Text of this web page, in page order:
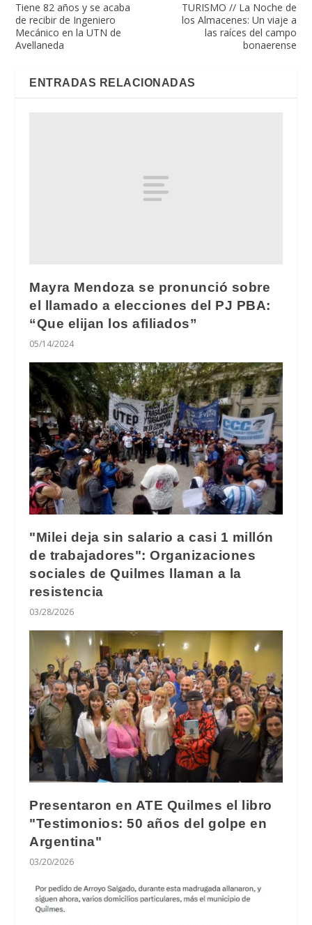
Tiene 82 años y se acaba
de recibir de Ingeniero
Mecánico en la UTN de
Avellaneda
TURISMO // La Noche de
los Almacenes: Un viaje a
las raíces del campo
bonaerense
ENTRADAS RELACIONADAS
Mayra Mendoza se pronunció sobre
el llamado a elecciones del PJ PBA:
“Que elijan los afiliados”
05/14/2024
"Milei deja sin salario a casi 1 millón
de trabajadores": Organizaciones
sociales de Quilmes llaman a la
resistencia
03/28/2026
Presentaron en ATE Quilmes el libro
"Testimonios: 50 años del golpe en
Argentina"
03/20/2026